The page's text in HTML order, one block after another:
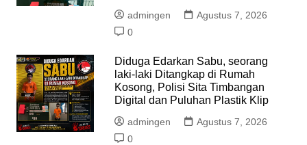
admingen
Agustus 7, 2026
0
Diduga Edarkan Sabu, seorang
laki-laki Ditangkap di Rumah
Kosong, Polisi Sita Timbangan
Digital dan Puluhan Plastik Klip
admingen
Agustus 7, 2026
0